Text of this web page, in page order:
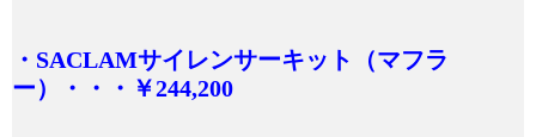
・SACLAMサイレンサーキット（マフラ
ー）・・・￥244,200